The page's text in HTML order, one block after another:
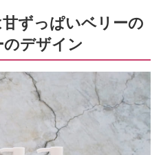
ずっぱいベリーの
デザイン